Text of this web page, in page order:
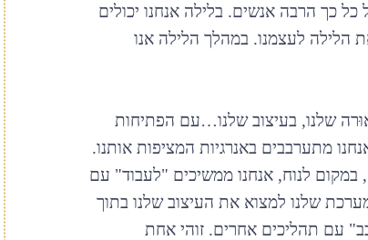
כל כך הרבה אנשים. בלילה אנחנו יכולים
הלילה לעצמנו. במהלך הלילה אנו
שלנו, בעיצוב שלנו…עם הפתיחות
מתערבבים באנרגיות המציפות אותנו.
לנוח, אנחנו ממשיכים "לעבוד" עם
שלנו למצוא את העיצוב שלנו בתוך
עם תהליכים אחרים. זוהי אחת